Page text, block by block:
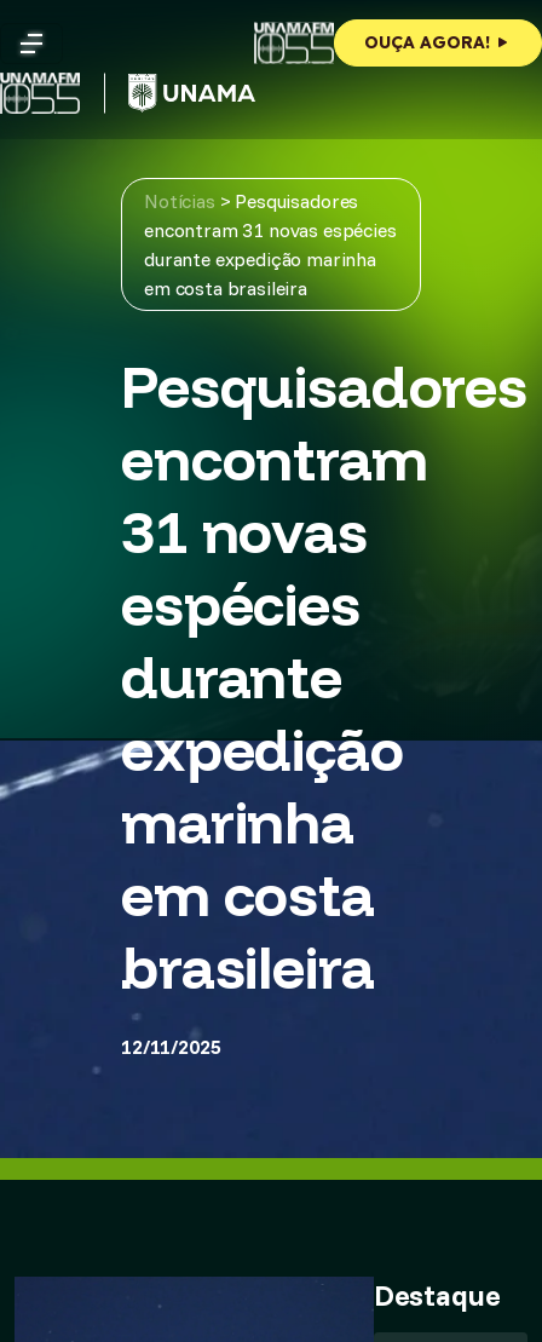
content
OUÇA AGORA!
Notícias > Pesquisadores
encontram 31 novas espécies
durante expedição marinha
em costa brasileira
Pesquisadores
encontram
31 novas
espécies
durante
expedição
marinha
em costa
brasileira
12/11/2025
Destaque